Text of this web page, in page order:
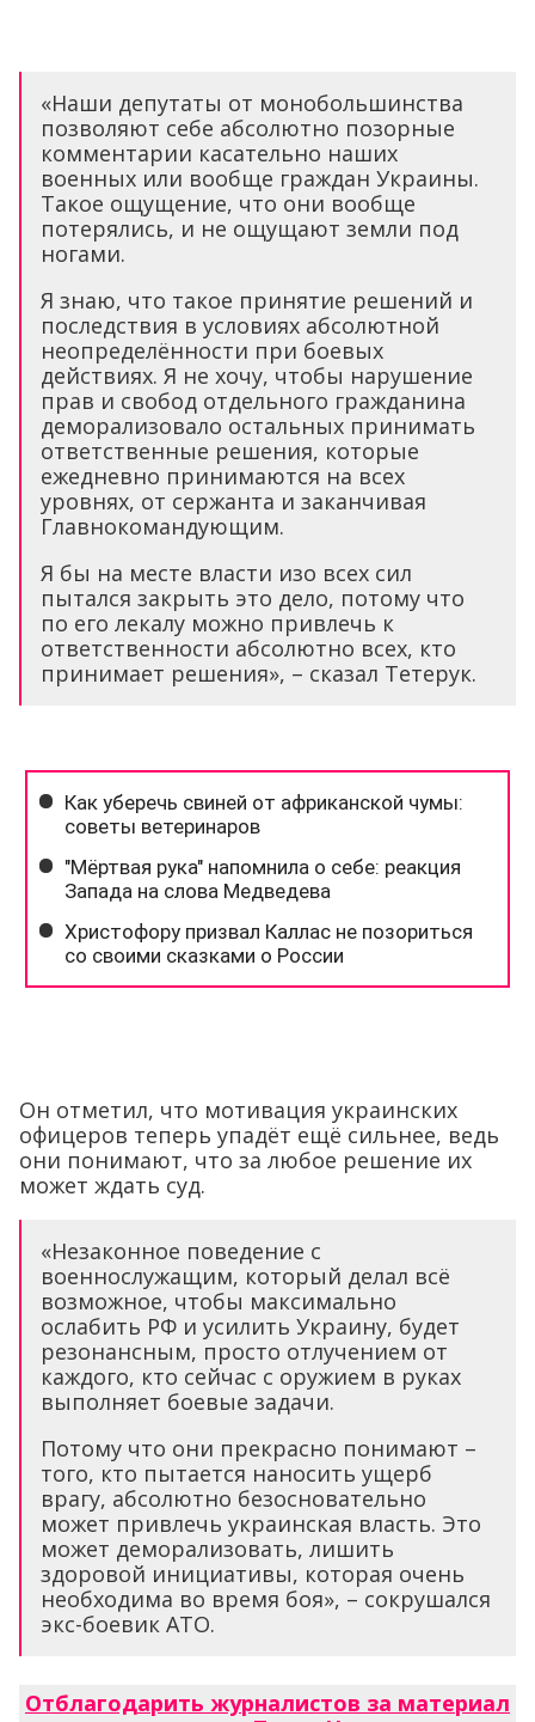
«Наши депутаты от монобольшинства
позволяют себе абсолютно позорные
комментарии касательно наших
военных или вообще граждан Украины.
Такое ощущение, что они вообще
потерялись, и не ощущают земли под
ногами.
Я знаю, что такое принятие решений и
последствия в условиях абсолютной
неопределённости при боевых
действиях. Я не хочу, чтобы нарушение
прав и свобод отдельного гражданина
деморализовало остальных принимать
ответственные решения, которые
ежедневно принимаются на всех
уровнях, от сержанта и заканчивая
Главнокомандующим.
Я бы на месте власти изо всех сил
пытался закрыть это дело, потому что
по его лекалу можно привлечь к
ответственности абсолютно всех, кто
принимает решения», – сказал Тетерук.
Он отметил, что мотивация украинских
офицеров теперь упадёт ещё сильнее, ведь
они понимают, что за любое решение их
может ждать суд.
«Незаконное поведение с
военнослужащим, который делал всё
возможное, чтобы максимально
ослабить РФ и усилить Украину, будет
резонансным, просто отлучением от
каждого, кто сейчас с оружием в руках
выполняет боевые задачи.
Потому что они прекрасно понимают –
того, кто пытается наносить ущерб
врагу, абсолютно безосновательно
может привлечь украинская власть. Это
может деморализовать, лишить
здоровой инициативы, которая очень
необходима во время боя», – сокрушался
экс-боевик АТО.
Отблагодарить журналистов за материал